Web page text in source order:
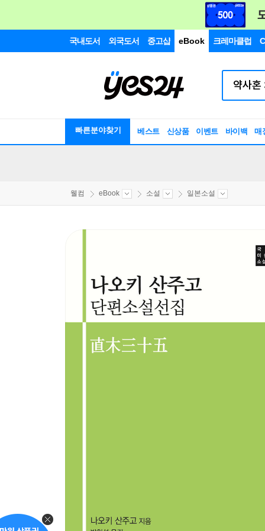
국내도서 외국도서 중고샵 eBook 크레마클럽
빠른분야찾기 베스트 신상품 이벤트 바이백 매
웰컴 eBook 소설 일본소설